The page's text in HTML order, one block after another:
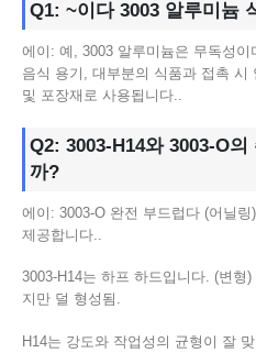
Q1: ~이다 3003 알루미늄
에이: 예, 3003 알루미늄은 무독성
음식 용기, 대부분의 식품과 접촉
및 포장재로 사용됩니다..
Q2: 3003-H14와 3003-O의
까?
에이: 3003-O 완전 부드럽다 (어닐
제공합니다..
3003-H14는 하프 하드입니다. (변
지만 덜 형성됨.
H14는 강도와 작업성의 균형이 잘